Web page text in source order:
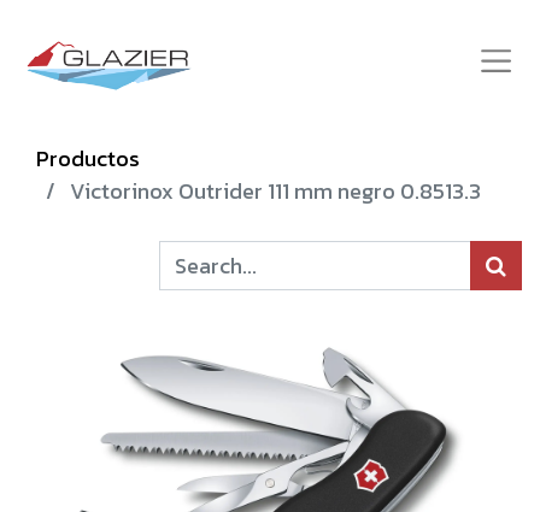
Productos
Victorinox Outrider 111 mm negro 0.8513.3